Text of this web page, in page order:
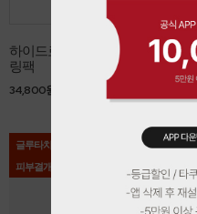
하이드로 블루 스피룰리나 모델
링팩
34,800원
글루타치온
피부결개선